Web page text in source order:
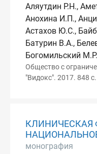
Аляутдин Р.Н.,
Анохина И.П.,
Астахов Ю.С.,
Батурин В.А.,
Богомильский
Общество с
"Видокс". 2017. 848 с.
КЛИНИЧЕСКАЯ
монография